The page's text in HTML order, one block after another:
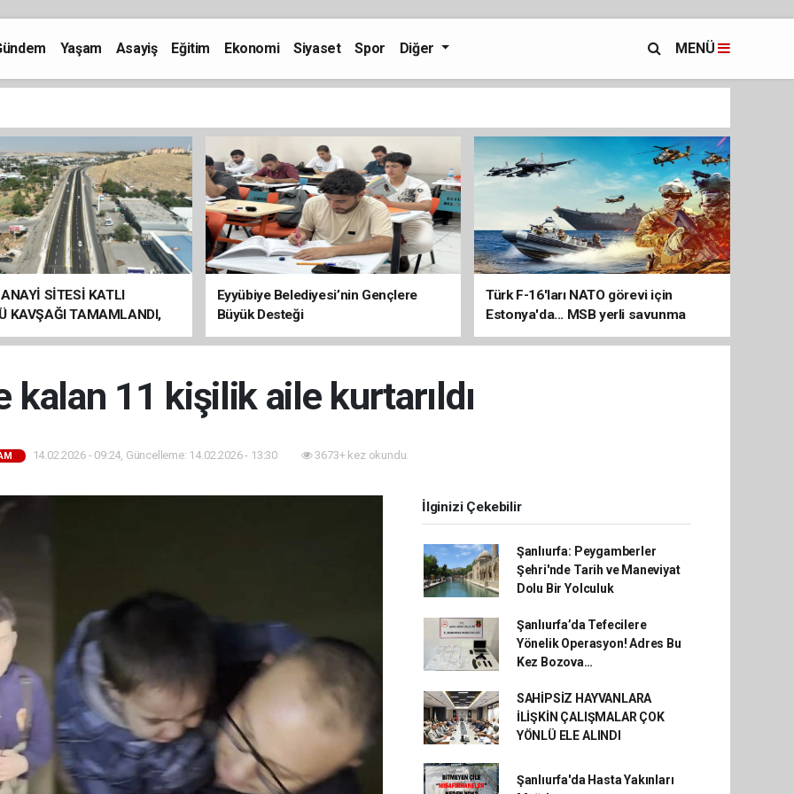
Yaşam Asayiş Eğitim Ekonomi Siyaset Spor Diğer MENÜ
SİTESİ KATLI
KAVŞAĞI TAMAMLANDI,
BAŞLADI
Eyyübiye Belediyesi’nin Gençlere
Büyük Desteği
Türk F-16'ları NATO görevi için
Estonya'da... MSB yerli savunma
sistemleriyle güçleniyor
kalan 11 kişilik aile kurtarıldı
14.02.2026 - 09:24, Güncelleme: 14.02.2026 - 13:30 3673+ kez okundu.
İlginizi Çekebilir
Şanlıurfa: Peygamberler
Şehri'nde Tarih ve Maneviyat
Dolu Bir Yolculuk
Şanlıurfa’da Tefecilere
Yönelik Operasyon! Adres Bu
Kez Bozova…
SAHİPSİZ HAYVANLARA
İLİŞKİN ÇALIŞMALAR ÇOK
YÖNLÜ ELE ALINDI
Şanlıurfa'da Hasta Yakınları